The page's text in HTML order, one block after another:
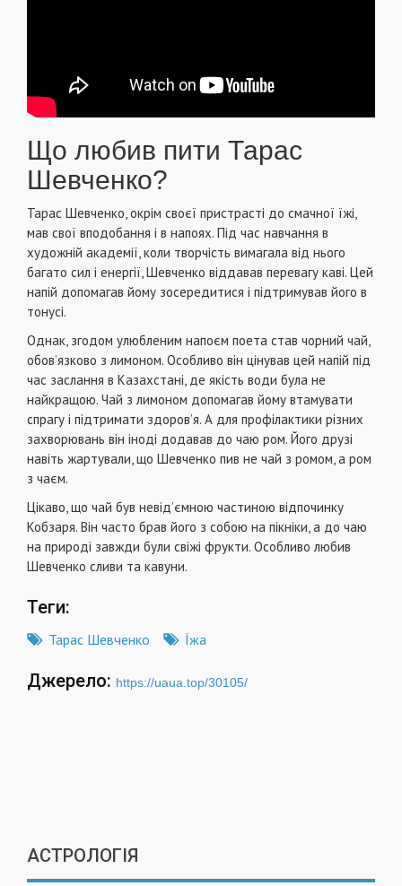
Що любив пити Тарас
Шевченко?
Тарас Шевченко, окрім своєї пристрасті до смачної їжі,
мав свої вподобання і в напоях. Під час навчання в
художній академії, коли творчість вимагала від нього
багато сил і енергії, Шевченко віддавав перевагу каві. Цей
напій допомагав йому зосередитися і підтримував його в
тонусі.
Однак, згодом улюбленим напоєм поета став чорний чай,
обов’язково з лимоном. Особливо він цінував цей напій під
час заслання в Казахстані, де якість води була не
найкращою. Чай з лимоном допомагав йому втамувати
спрагу і підтримати здоров’я. А для профілактики різних
захворювань він іноді додавав до чаю ром. Його друзі
навіть жартували, що Шевченко пив не чай з ромом, а ром
з чаєм.
Цікаво, що чай був невід’ємною частиною відпочинку
Кобзаря. Він часто брав його з собою на пікніки, а до чаю
на природі завжди були свіжі фрукти. Особливо любив
Шевченко сливи та кавуни.
Теги:
Тарас Шевченко Їжа
Джерело: https://uaua.top/30105/
АСТРОЛОГІЯ